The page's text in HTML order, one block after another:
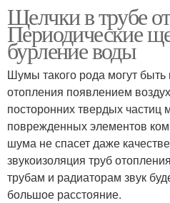
Щелчки в трубе
Периодические
бурление воды
Шумы такого рода могут
отопления появлением
посторонних твердых частиц
поврежденных элементов
шума не спасет даже
звукоизоляция труб
трубам и радиаторам звук
большое расстояние.